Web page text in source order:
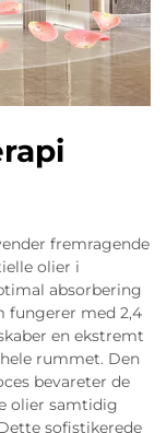
fremragende
olier i
absorbering
fungerer med 2,4
en ekstremt
rummet. Den
bevareter de
olier samtidig
sofistikerede